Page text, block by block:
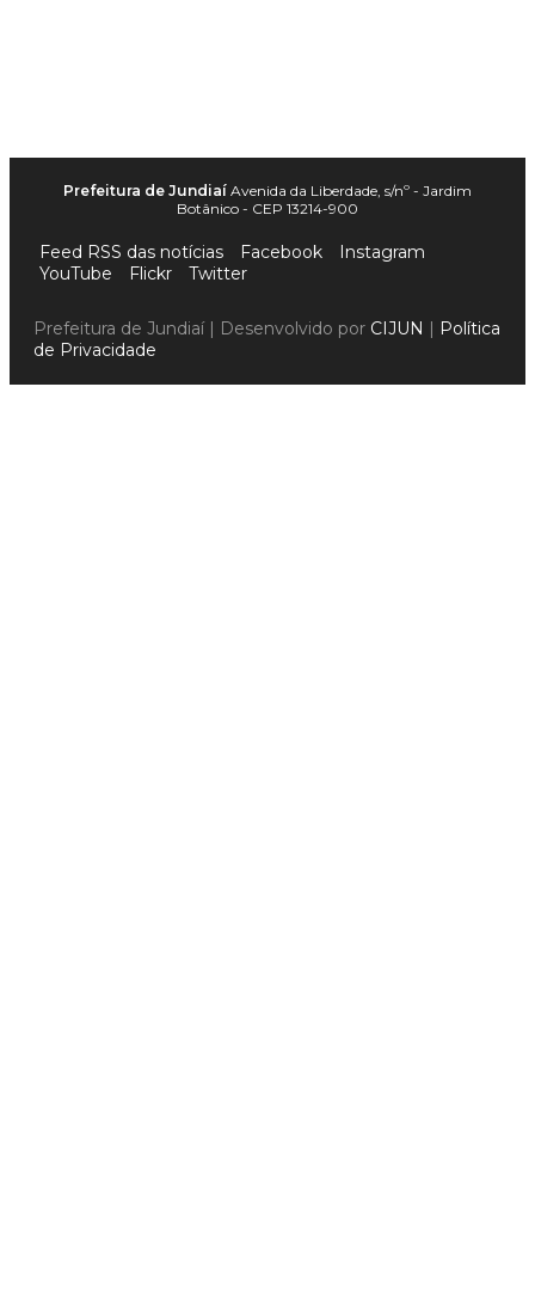
Prefeitura de Jundiaí Avenida da Liberdade, s/nº - Jardim
Botânico - CEP 13214-900
Feed RSS das notícias Facebook
Instagram
YouTube
Flickr Twitter
Prefeitura de Jundiaí | Desenvolvido por CIJUN | Política
de Privacidade